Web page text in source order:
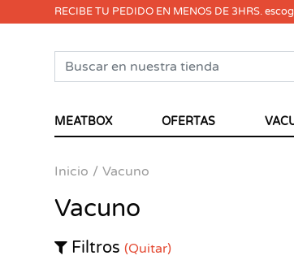
RECIBE TU PEDIDO EN MENOS DE 3HRS.
MEATBOX OFERTAS
Inicio Vacuno
Vacuno
Filtros (Quitar)